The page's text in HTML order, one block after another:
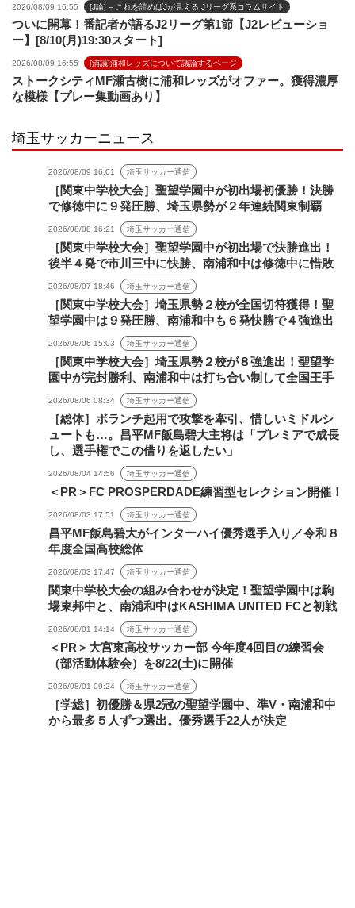
2026/08/09 16:55 [J論] – これを読めばJが見える Jリーグ系コラムサイト
ついに開幕！番記者が語るJ2リーグ第1節【J2レビューショ
ー】[8/10(月)19:30スタート]
2026/08/09 16:55 [浦議]浦和レッズについて議論するページ
ストークシティMF瀬古樹に浦和レッズがオファー。獲得濃厚
な模様【プレー集動画あり】
埼玉サッカーニュース
2026/08/09 16:01 埼玉サッカー通信
［関東中学校大会］聖望学園中が初出場初優勝！決勝
で修徳中に９発圧勝、埼玉県勢が２年連続関東制覇
2026/08/08 16:21 埼玉サッカー通信
［関東中学校大会］聖望学園中が初出場で決勝進出！
後半４発で市川三中に快勝、南浦和中は修徳中に惜敗
2026/08/07 18:46 埼玉サッカー通信
［関東中学校大会］埼玉県勢２校が全国切符獲得！聖
望学園中は９発圧勝、南浦和中も６発快勝で４強進出
2026/08/06 15:03 埼玉サッカー通信
［関東中学校大会］埼玉県勢２校が８強進出！聖望学
園中が完封勝利、南浦和中は打ち合い制して全国王手
2026/08/06 08:34 埼玉サッカー通信
［総体］ボランチ起用で攻撃を牽引、惜しいミドルシ
ュートも…。昌平MF飯島碧大主将は「プレミアで成長
し、選手権でこの借りを返したい」
2026/08/04 14:56 埼玉サッカー通信
＜PR＞FC PROSPERDADE練習型セレクション開催！
2026/08/03 17:51 埼玉サッカー通信
昌平MF飯島碧大がインターハイ優秀選手入り／令和８
年度全国高校総体
2026/08/03 17:47 埼玉サッカー通信
関東中学校大会の組み合わせが決定！聖望学園中は駒
場東邦中と、南浦和中はKASHIMA UNITED FCと初戦
2026/08/01 14:14 埼玉サッカー通信
＜PR＞大宮東高校サッカー部 今年度4回目の練習会
（部活動体験会）を8/22(土)に開催
2026/08/01 09:24 埼玉サッカー通信
［学総］初優勝＆県2冠の聖望学園中、準V・南浦和中
から最多５人ずつ選出。優秀選手22人が決定